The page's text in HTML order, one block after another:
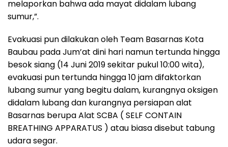
melaporkan bahwa ada mayat didalam lubang
sumur,”.
Evakuasi pun dilakukan oleh Team Basarnas Kota
Baubau pada Jum’at dini hari namun tertunda hingga
besok siang (14 Juni 2019 sekitar pukul 10:00 wita),
evakuasi pun tertunda hingga 10 jam difaktorkan
lubang sumur yang begitu dalam, kurangnya oksigen
didalam lubang dan kurangnya persiapan alat
Basarnas berupa Alat SCBA ( SELF CONTAIN
BREATHING APPARATUS ) atau biasa disebut tabung
udara segar.